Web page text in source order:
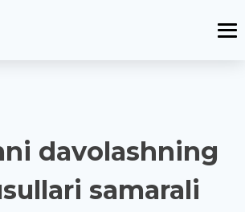
davolashning
samarali